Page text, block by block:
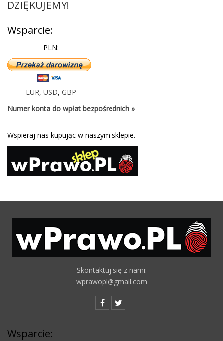
DZIĘKUJEMY!
Wsparcie:
PLN:
EUR, USD, GBP
Numer konta do wpłat bezpośrednich »
Wspieraj nas kupując w naszym sklepie.
Skontaktuj się z nami:
wprawopl@gmail.com
Wsparcie: